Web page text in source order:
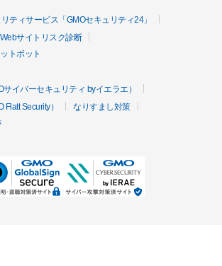
ティサービス「GMOセキュリティ24」
Webサイトリスク診断
トボット
イバーセキュリティ byイエラエ）
Security）
なりすまし対策